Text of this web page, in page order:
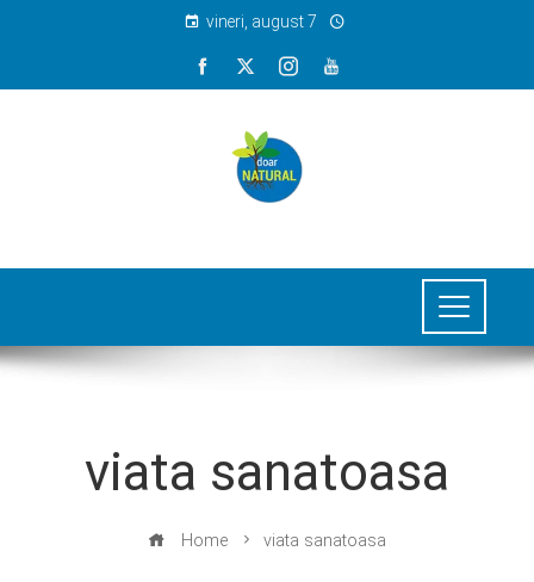
vineri, august 7
viata sanatoasa
Home viata sanatoasa